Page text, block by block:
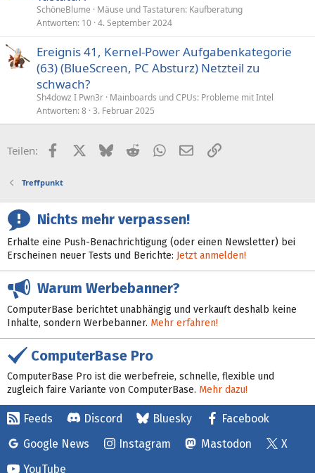
SchöneBlume
Mäuse und Tastaturen: Kaufberatung
Antworten 10 4. September 2024
Ereignis 41, Kernel-Power Aufgabenkategorie
(63) (BlueScreen, PC Absturz) Netzteil zu
schwach?
Sh4dowz I Pwn3r Mainboards und CPUs: Probleme mit Intel
Antworten 8 3. Februar 2025
Teilen: FacebookX (Twitter)
BlueskyRedditWhatsApp
E-MailLink
Treffpunkt
Nichts mehr verpassen!
Erhalte eine Push-Benachrichtigung (oder einen Newsletter) bei
Erscheinen neuer Tests und Berichte: Jetzt anmelden!
Warum Werbebanner?
ComputerBase berichtet unabhängig und verkauft deshalb keine
Inhalte, sondern Werbebanner. Mehr erfahren!
ComputerBase Pro
ComputerBase Pro ist die werbefreie, schnelle, flexible und
zugleich faire Variante von ComputerBase. Mehr dazu!
Feeds Discord Bluesky
Facebook
Google News
Instagram Mastodon
X
YouTube